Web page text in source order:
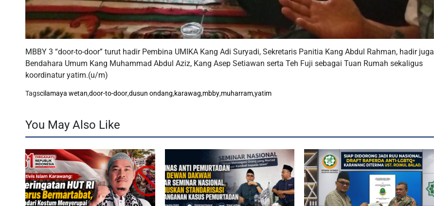
MBBY 3 “door-to-door” turut hadir Pembina UMIKA Kang Adi Suryadi, Sekretaris Panitia Kang Abdul Rahman, hadir juga
Bendahara Umum Kang Muhammad Abdul Aziz, Kang Asep Setiawan serta Teh Fuji sebagai Tuan Rumah sekaligus
koordinatur yatim.(u/m)
Tagscilamaya wetan,door-to-door,dusun ondang,karawag,mbby,muharram,yatim
You May Also Like